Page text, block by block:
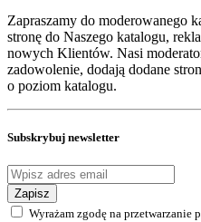
Zapraszamy do moderowanego
stronę do Naszego katalogu,
nowych Klientów. Nasi
zadowolenie, dodają dodane
o poziom katalogu.
Subskrybuj newsletter
Zapisz
Wyrażam zgodę na przetwarzanie